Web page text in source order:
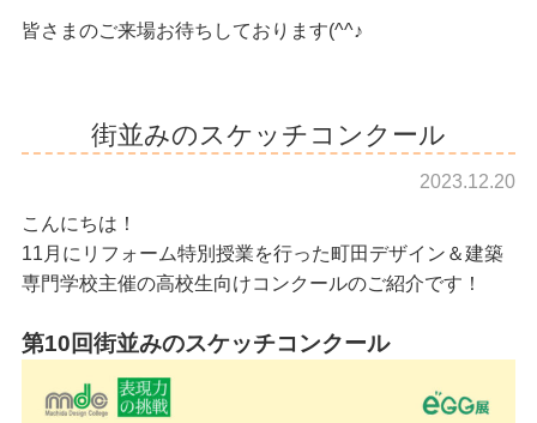
皆さまのご来場お待ちしております(^^♪
街並みのスケッチコンクール
2023.12.20
こんにちは！
11月にリフォーム特別授業を行った町田デザイン＆建築
専門学校主催の高校生向けコンクールのご紹介です！
第10回街並みのスケッチコンクール